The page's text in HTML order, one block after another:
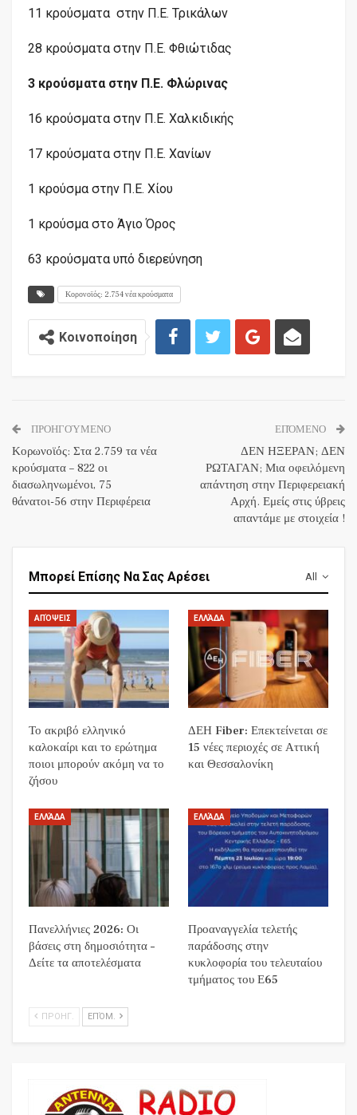
11 κρούσματα στην Π.Ε. Τρικάλων
28 κρούσματα στην Π.Ε. Φθιώτιδας
3 κρούσματα στην Π.Ε. Φλώρινας
16 κρούσματα στην Π.Ε. Χαλκιδικής
17 κρούσματα στην Π.Ε. Χανίων
1 κρούσμα στην Π.Ε. Χίου
1 κρούσμα στο Άγιο Όρος
63 κρούσματα υπό διερεύνηση
Κορονοϊός: 2.754 νέα κρούσματα
Κοινοποίηση
ΠΡΟΗΓΟΎΜΕΝΟ
Κορωνοϊός: Στα 2.759 τα νέα
κρούσματα – 822 οι
διασωληνωμένοι, 75
θάνατοι-56 στην Περιφέρεια
ΕΠΌΜΕΝΟ
ΔΕΝ ΗΞΕΡΑΝ; ΔΕΝ
ΡΩΤΑΓΑΝ; Μια οφειλόμενη
απάντηση στην Περιφερειακή
Αρχή. Εμείς στις ύβρεις
απαντάμε με στοιχεία !
All
Μπορεί Επίσης Να Σας Αρέσει
ΑΠΌΨΕΙΣ
Το ακριβό ελληνικό
καλοκαίρι και το ερώτημα
ποιοι μπορούν ακόμη να το
ζήσου
ΕΛΛΆΔΑ
ΔΕΗ Fiber: Επεκτείνεται σε
15 νέες περιοχές σε Αττική
και Θεσσαλονίκη
ΕΛΛΆΔΑ
Πανελλήνιες 2026: Οι
βάσεις στη δημοσιότητα –
Δείτε τα αποτελέσματα
ΕΛΛΆΔΑ
Προαναγγελία τελετής
παράδοσης στην
κυκλοφορία του τελευταίου
τμήματος του Ε65
ΠΡΟΗΓ. ΕΠΌΜ.